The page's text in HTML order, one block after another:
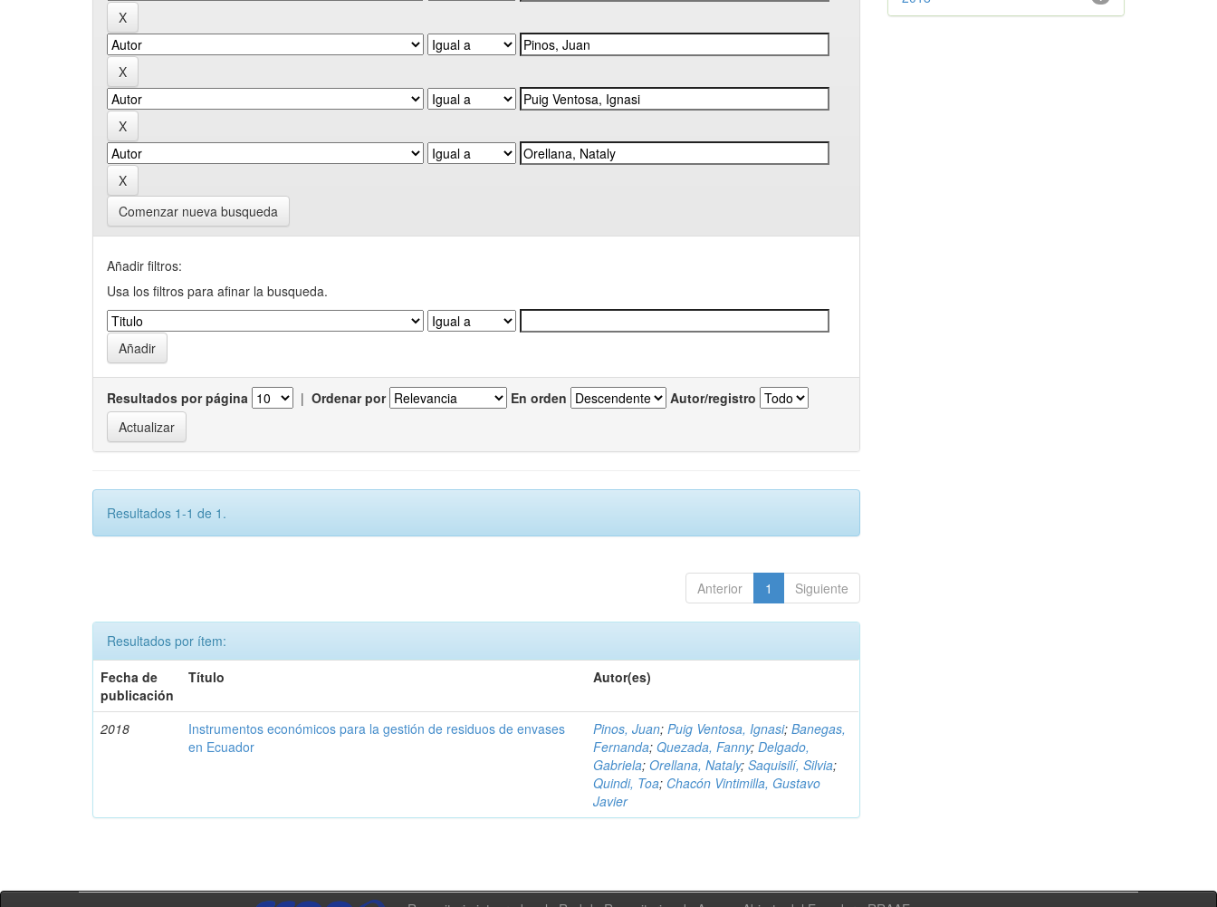
Comenzar nueva busqueda
Añadir filtros:
Usa los filtros para afinar la busqueda.
Resultados por página | Ordenar por En orden Autor/registro
Resultados 1-1 de 1.
Anterior 1 Siguiente
Resultados por ítem:
Fecha de
publicación
Título Autor(es)
2018
Instrumentos económicos para la gestión de residuos de envases
en Ecuador
Pinos, Juan;Puig Ventosa, Ignasi;Banegas,
Fernanda;Quezada, Fanny;Delgado,
Gabriela;Orellana, Nataly;Saquisilí, Silvia;
Quindi, Toa; Chacón Vintimilla, Gustavo
Javier